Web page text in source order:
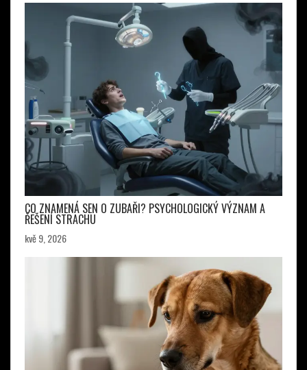
CO ZNAMENÁ SEN O ZUBAŘI? PSYCHOLOGICKÝ VÝZNAM A
ŘEŠENÍ STRACHU
kvě 9, 2026